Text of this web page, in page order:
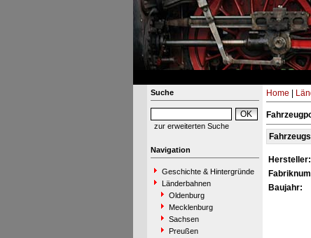
Suche
zur erweiterten Suche
Navigation
Geschichte & Hintergründe
Länderbahnen
Oldenburg
Mecklenburg
Sachsen
Preußen
Home
Hersteller:
Baujahr: